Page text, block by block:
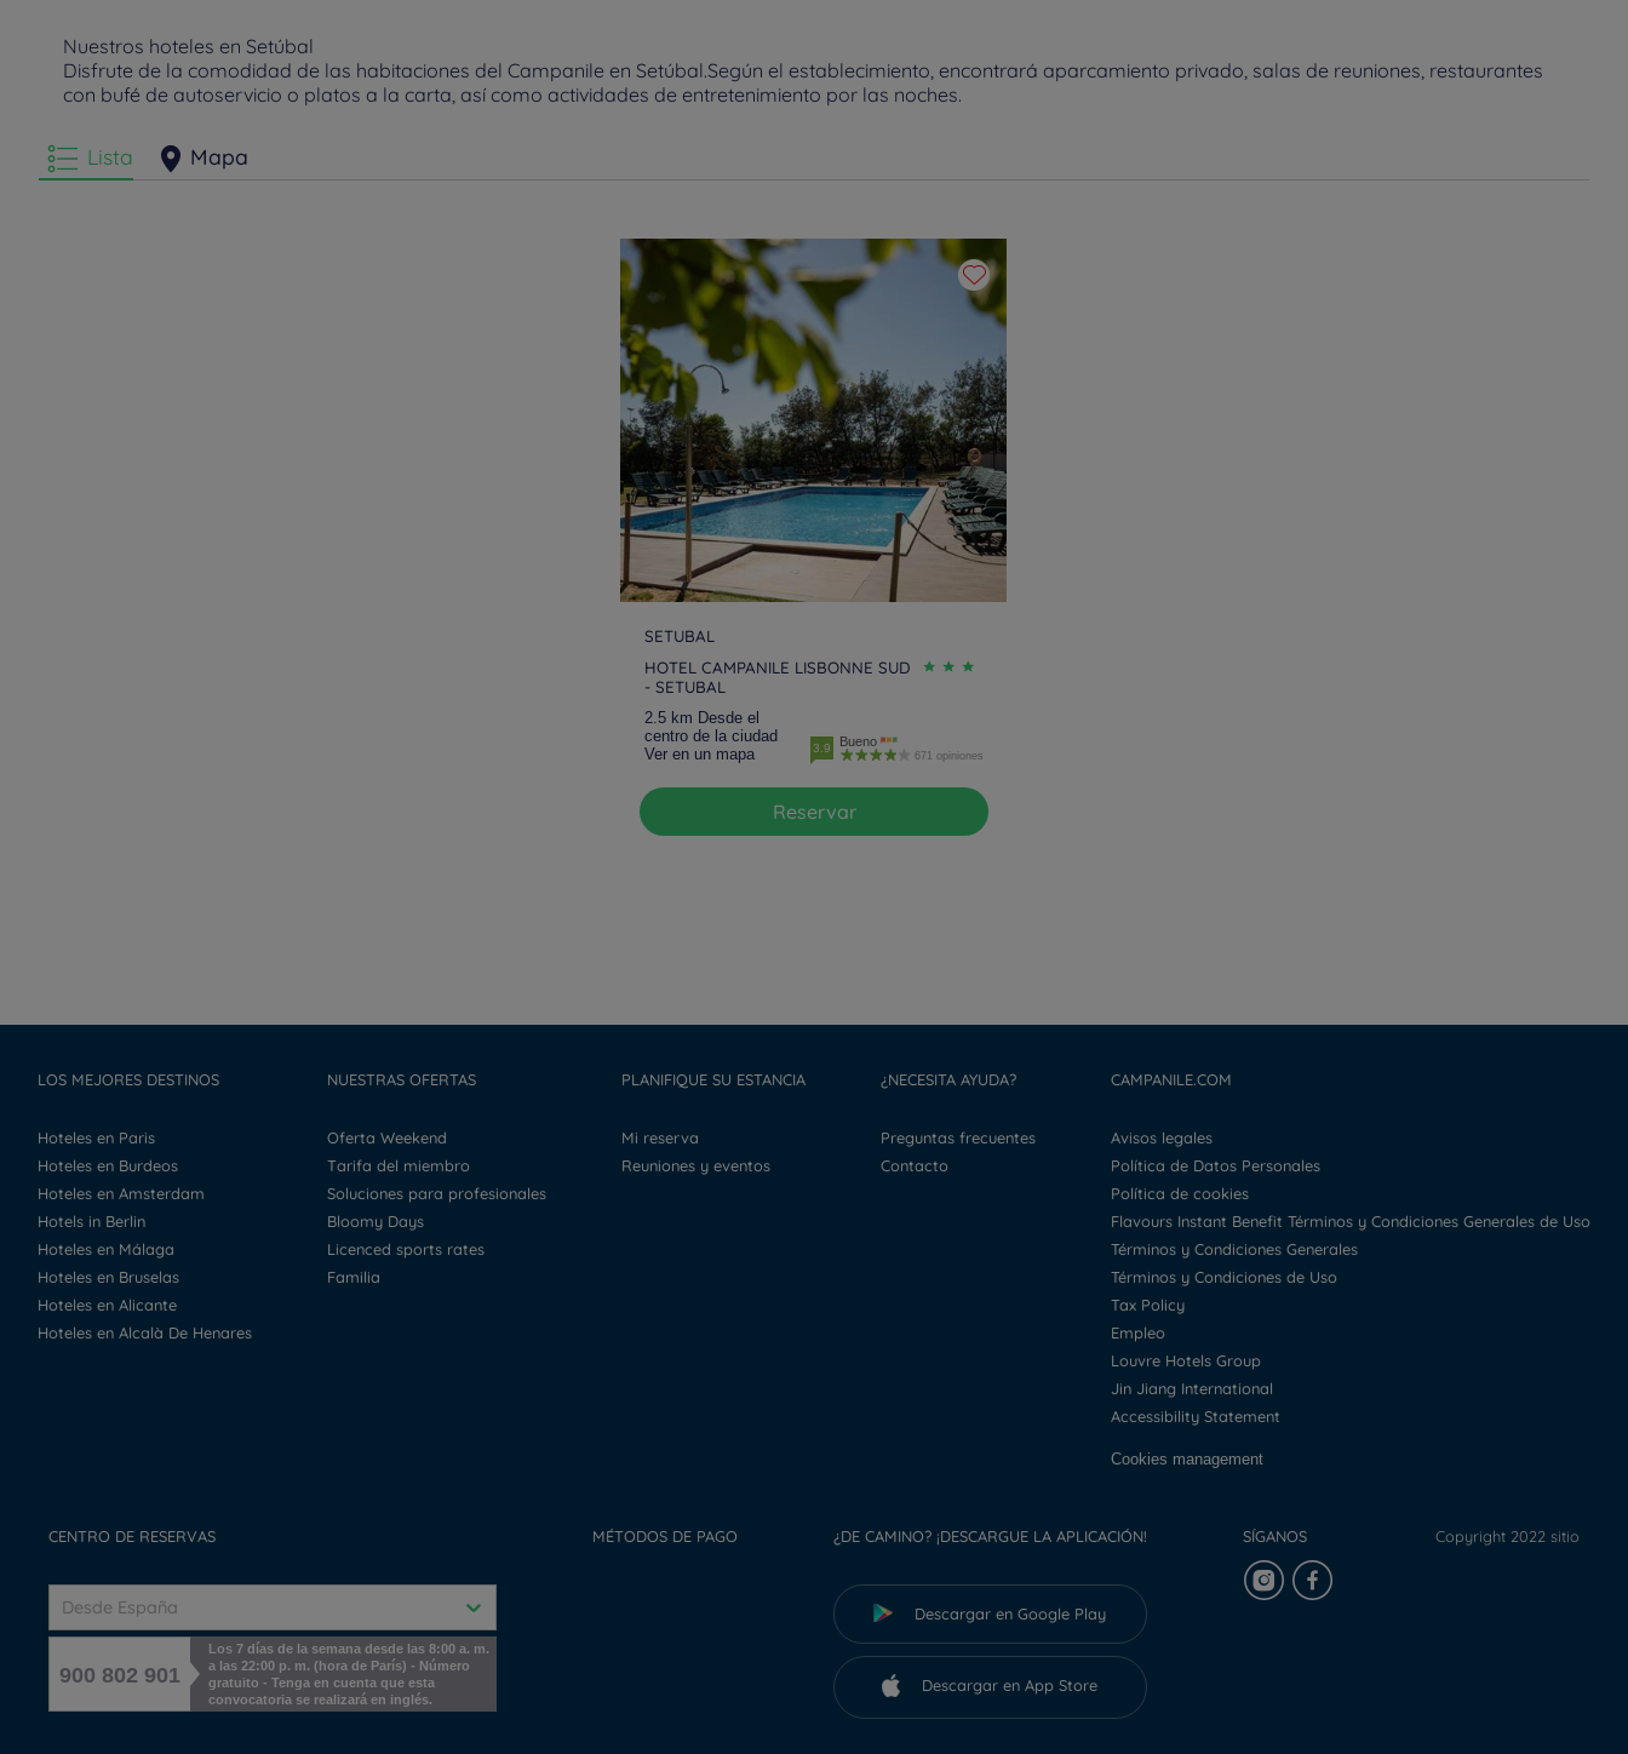
Nuestros hoteles en Setúbal
Disfrute de la comodidad de las habitaciones del Campanile en Setúbal.Según el establecimiento, encontrará aparcamiento privado, salas de reuniones, restaurantes
con bufé de autoservicio o platos a la carta, así como actividades de entretenimiento por las noches.
Lista Mapa
SETUBAL
HOTEL CAMPANILE LISBONNE SUD
- SETUBAL
2.5 km Desde el
centro de la ciudad
Ver en un mapa
3.9 Bueno
671 opiniones
Reservar
LOS MEJORES DESTINOS
Hoteles en Paris
Hoteles en Burdeos
Hoteles en Amsterdam
Hotels in Berlin
Hoteles en Málaga
Hoteles en Bruselas
Hoteles en Alicante
Hoteles en Alcalà De Henares
NUESTRAS OFERTAS
Oferta Weekend
Tarifa del miembro
Soluciones para profesionales
Bloomy Days
Licenced sports rates
Familia
PLANIFIQUE SU ESTANCIA
Mi reserva
Reuniones y eventos
¿NECESITA AYUDA?
Preguntas frecuentes
Contacto
CAMPANILE.COM
Avisos legales
Política de Datos Personales
Política de cookies
Flavours Instant Benefit Términos y Condiciones Generales de Uso
Términos y Condiciones Generales
Términos y Condiciones de Uso
Tax Policy
Empleo
Louvre Hotels Group
Jin Jiang International
Accessibility Statement
Cookies management
CENTRO DE RESERVAS
Desde España
900 802 901
Los 7 días de la semana desde las 8:00 a. m.
a las 22:00 p. m. (hora de París) - Número
gratuito - Tenga en cuenta que esta
convocatoria se realizará en inglés.
MÉTODOS DE PAGO ¿DE CAMINO? ¡DESCARGUE LA APLICACIÓN!
Descargar en Google Play
Descargar en App Store
SÍGANOS Copyright 2022 sitio